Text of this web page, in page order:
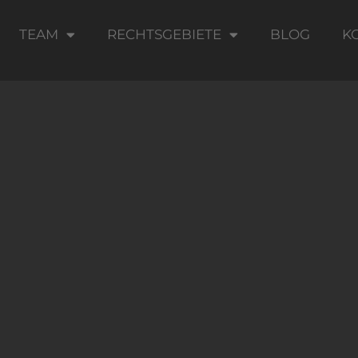
TEAM RECHTSGEBIETE BLOG